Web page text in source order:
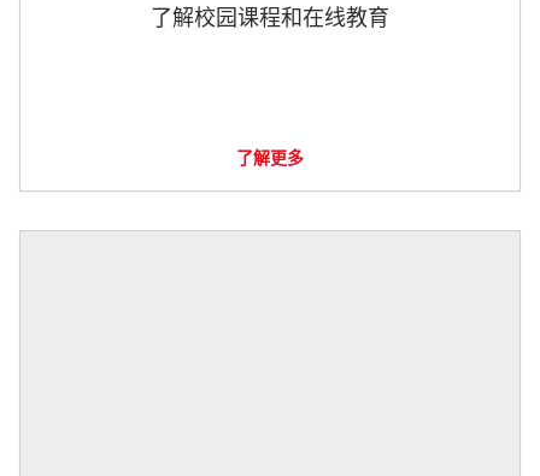
了解校园课程和在线教育
了解更多